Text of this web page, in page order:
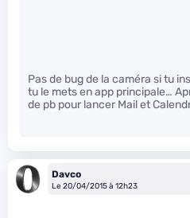
Pas de bug de la caméra si tu
tu le mets en app principale…
de pb pour lancer Mail et
Davco
Le 20/04/2015 à 12h23